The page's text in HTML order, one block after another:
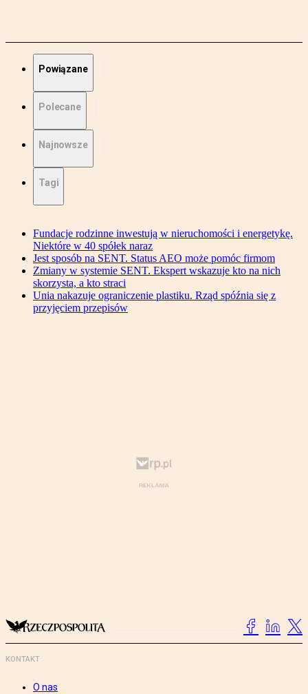
Powiązane
Polecane
Najnowsze
Tagi
Fundacje rodzinne inwestują w nieruchomości i energetykę.
Niektóre w 40 spółek naraz
Jest sposób na SENT. Status AEO może pomóc firmom
Zmiany w systemie SENT. Ekspert wskazuje kto na nich
skorzysta, a kto straci
Unia nakazuje ograniczenie plastiku. Rząd spóźnia się z
przyjęciem przepisów
KONTAKT
O nas